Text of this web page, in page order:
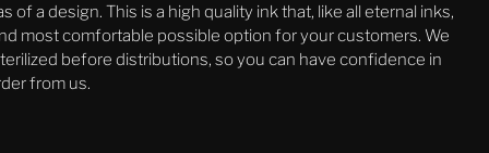
a design. This is a high quality ink that, like all eternal inks,
most comfortable possible option for your customers. We
before distributions, so you can have confidence in
from us.